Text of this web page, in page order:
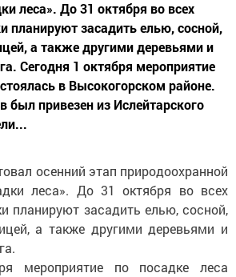
леса». До 31 октября во всех
планируют засадить елью, сосной,
а также другими деревьями и
Сегодня 1 октября мероприятие
в Высокогорском районе.
был привезен из Ислейтарского
осенний этап природоохранной
леса». До 31 октября во всех
планируют засадить елью, сосной,
а также другими деревьями и
мероприятие по посадке леса